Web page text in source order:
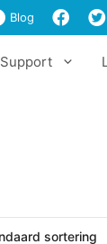
Blog
Support